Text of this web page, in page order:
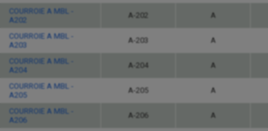
COURROIE A MBL -
A202
A-202 A
COURROIE A MBL -
A203
A-203 A
COURROIE A MBL -
A204
A-204 A
COURROIE A MBL -
A205
A-205 A
COURROIE A MBL -
A206
A-206 A